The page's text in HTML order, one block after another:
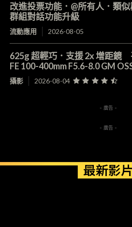
改進投票功能．@所有人．類
群組對話功能升級
流動應用 2026-08-05
625g 超輕巧．支援 2x 增距鏡
FE 100-400mm F5.6-8.0 GM
攝影 2026-08-04
- 廣告 -
- 廣告 -
最新影片